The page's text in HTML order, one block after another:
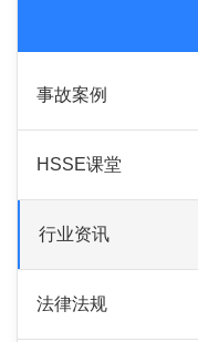
事故案例
HSSE课堂
行业资讯
法律法规